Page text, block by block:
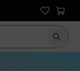
Börja